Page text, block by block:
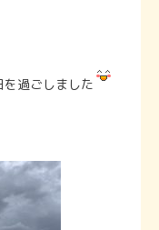
を過ごしました